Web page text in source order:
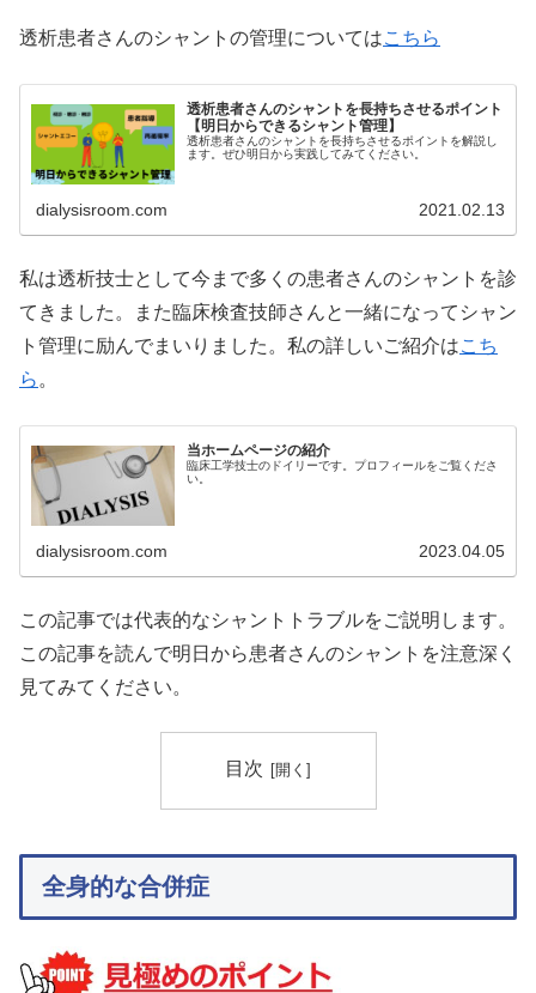
透析患者さんのシャントの管理についてはこちら
透析患者さんのシャントを長持ちさせるポイント
【明日からできるシャント管理】
透析患者さんのシャントを長持ちさせるポイントを解説し
ます。ぜひ明日から実践してみてください。
dialysisroom.com 2021.02.13
私は透析技士として今まで多くの患者さんのシャントを診
てきました。また臨床検査技師さんと一緒になってシャン
ト管理に励んでまいりました。私の詳しいご紹介はこち
ら 。
当ホームページの紹介
臨床工学技士のドイリーです。プロフィールをご覧くださ
い。
dialysisroom.com 2023.04.05
この記事では代表的なシャントトラブルをご説明します。
この記事を読んで明日から患者さんのシャントを注意深く
見てみてください。
目次
全身的な合併症